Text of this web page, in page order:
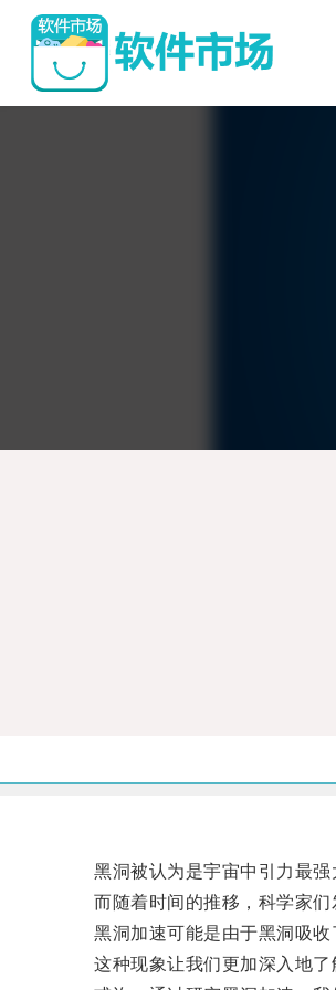
黑洞被认为是宇宙中引力最强
而随着时间的推移，科学家们发
黑洞加速可能是由于黑洞吸收
这种现象让我们更加深入地了